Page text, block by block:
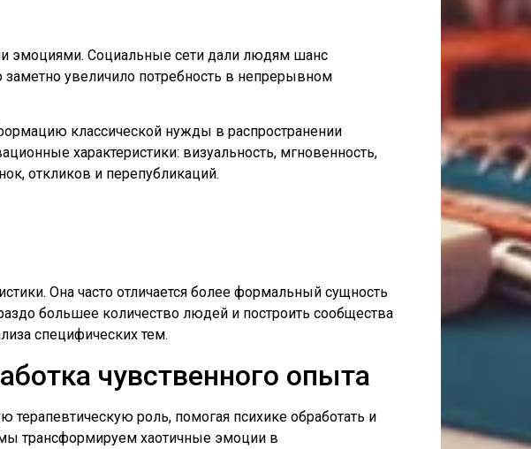
эмоциями. Социальные сети дали людям шанс
увеличило потребность в непрерывном
классической нужды в распространении
характеристики: визуальность, мгновенность,
откликов и перепубликаций.
Она часто отличается более формальный сущность
большее количество людей и построить сообщества
специфических тем.
чувственного опыта
терапевтическую роль, помогая психике обработать и
трансформируем хаотичные эмоции в